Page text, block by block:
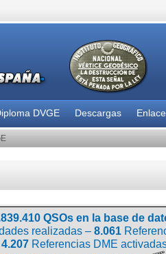
DVGE Descargas
QSOs en la base de
realizadas – 8.061
4.207Referencias DME